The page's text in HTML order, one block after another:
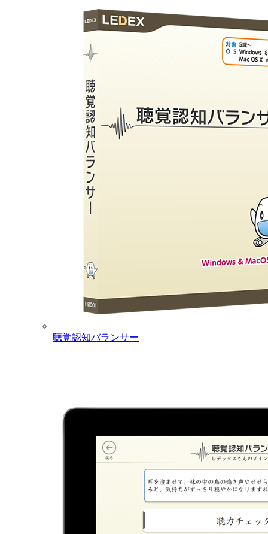
聴覚認知バランサー